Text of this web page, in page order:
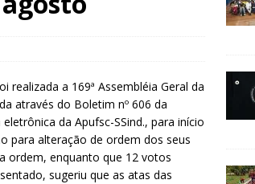
a 169ª Assembléia Geral da
através do Boletim nº 606 da
da Apufsc-SSind., para início
para alteração de ordem dos seus
ordem, enquanto que 12 votos
sugeriu que as atas das